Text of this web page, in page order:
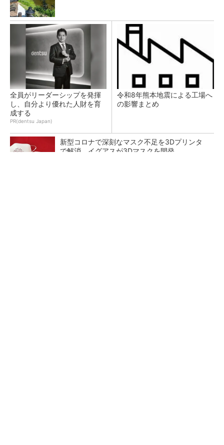
全員がリーダーシップを発揮
し、自分より優れた人財を育
成する
PR(dentsu Japan)
令和8年熊本地震による工場へ
の影響まとめ
新型コロナで深刻なマスク不足を3Dプリンタ
で解消、イグアスが3Dマスクを開発